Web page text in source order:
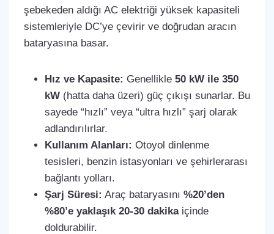
şebekeden aldığı AC elektriği yüksek kapasiteli
sistemleriyle DC’ye çevirir ve doğrudan aracın
bataryasına basar.
Hız ve Kapasite: Genellikle 50 kW ile 350
kW(hatta daha üzeri) güç çıkışı sunarlar. Bu
sayede “hızlı” veya “ultra hızlı” şarj olarak
adlandırılırlar.
Kullanım Alanları: Otoyol dinlenme
tesisleri, benzin istasyonları ve şehirlerarası
bağlantı yolları.
Şarj Süresi: Araç bataryasını %20’den
%80’e yaklaşık 20-30 dakikaiçinde
doldurabilir.